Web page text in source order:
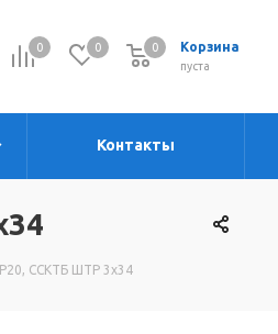
0 0 Корзина
0
пуста
0
Контакты
ССКТБ ШТР 3х34